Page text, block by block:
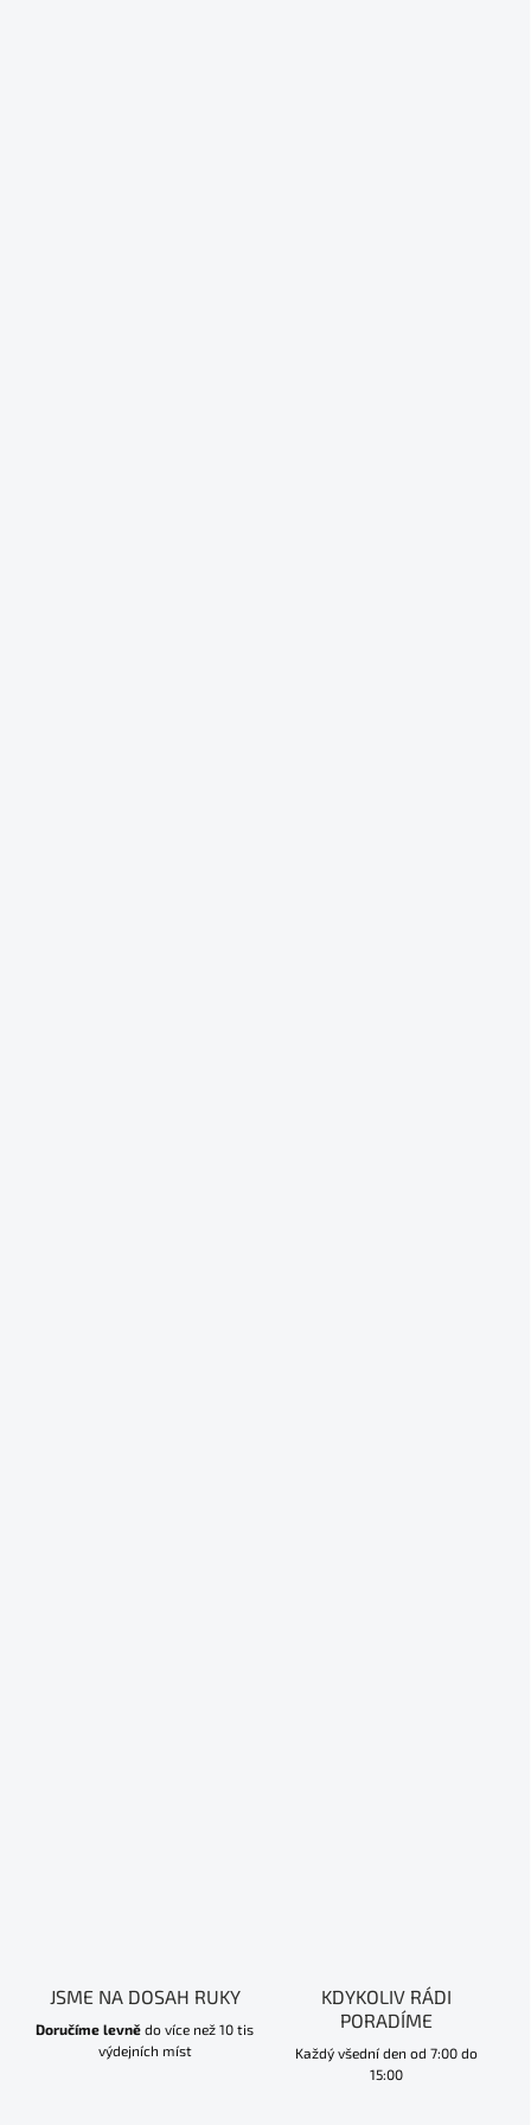
JSME NA DOSAH RUKY
Doručíme levně do více než 10 tis
výdejních míst
KDYKOLIV RÁDI
PORADÍME
Každý všední den od 7:00 do
15:00